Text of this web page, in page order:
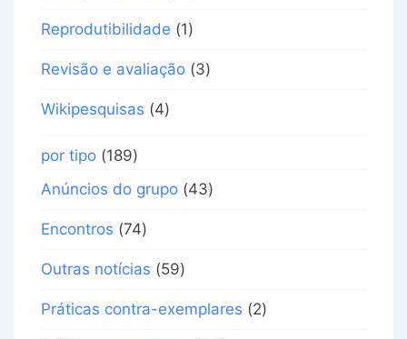
Reprodutibilidade (1)
Revisão e avaliação (3)
Wikipesquisas (4)
por tipo (189)
Anúncios do grupo (43)
Encontros (74)
Outras notícias (59)
Práticas contra-exemplares (2)